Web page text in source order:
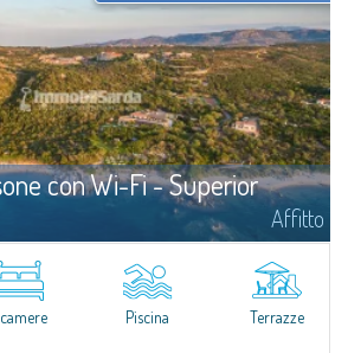
con Wi-Fi - Superior
Affitto
offre ampi spazi sia interni che esterni,
donare il massimo della luce e...
Piscina Terrazze